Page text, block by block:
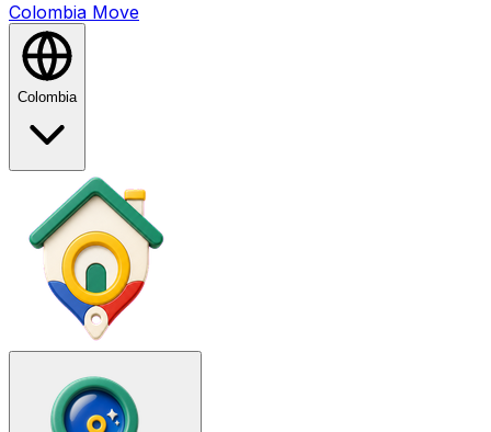
Colombia Move
Colombia